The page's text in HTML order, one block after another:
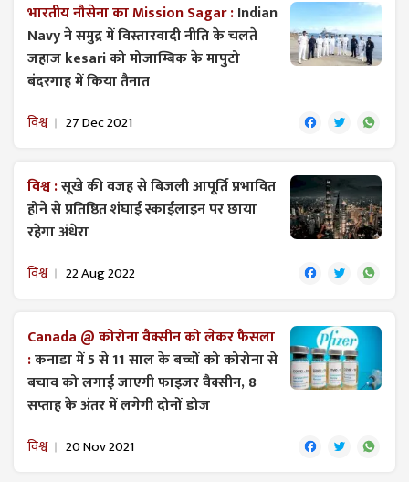
भारतीय नौसेना का Mission Sagar :Indian
Navy ने समुद्र में विस्तारवादी नीति के चलते
जहाज kesari को मोजाम्बिक के मापुटो
बंदरगाह में किया तैनात
विश्व 27 Dec 2021
विश्व :सूखे की वजह से बिजली आपूर्ति प्रभावित
होने से प्रतिष्ठित शंघाई स्काईलाइन पर छाया
रहेगा अंधेरा
विश्व 22 Aug 2022
Canada @ कोरोना वैक्सीन को लेकर फैसला
:कनाडा में 5 से 11 साल के बच्चों को कोरोना से
बचाव को लगाई जाएगी फाइजर वैक्सीन, 8
सप्ताह के अंतर में लगेगी दोनों डोज
विश्व 20 Nov 2021